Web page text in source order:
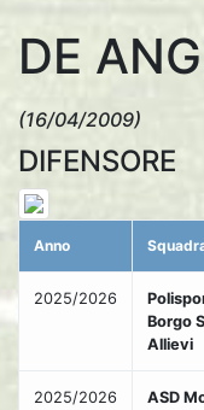
DE
(16/04/2009)
DIFENSORE
Anno
2025/2026
Borgo
Allievi
2025/2026
ASD